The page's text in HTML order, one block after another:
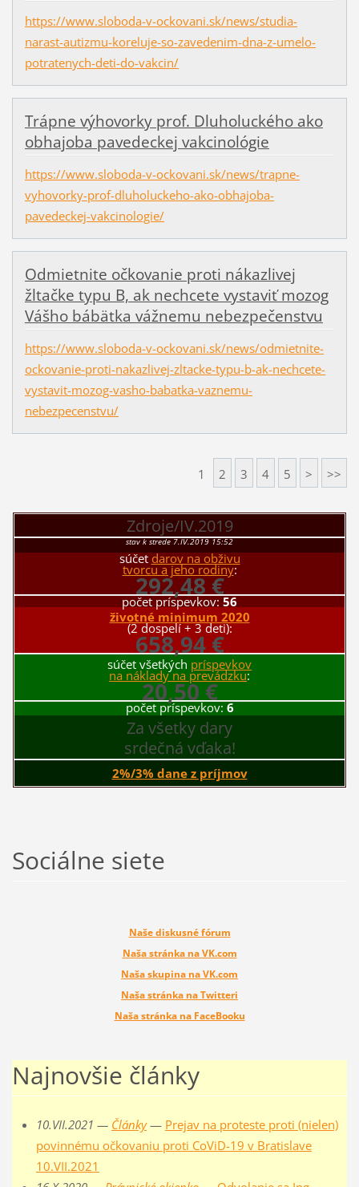
https://www.sloboda-v-ockovani.sk/news/studia-
narast-autizmu-koreluje-so-zavedenim-dna-z-umelo-
potratenych-deti-do-vakcin/
Trápne výhovorky prof. Dluholuckého ako
obhajoba pavedeckej vakcinológie
https://www.sloboda-v-ockovani.sk/news/trapne-
vyhovorky-prof-dluholuckeho-ako-obhajoba-
pavedeckej-vakcinologie/
Odmietnite očkovanie proti nákazlivej
žltačke typu B, ak nechcete vystaviť mozog
Vášho bábätka vážnemu nebezpečenstvu
https://www.sloboda-v-ockovani.sk/news/odmietnite-
ockovanie-proti-nakazlivej-zltacke-typu-b-ak-nechcete-
vystavit-mozog-vasho-babatka-vaznemu-
nebezpecenstvu/
1 2 3 4 5 > >>
Zdroje/IV.2019
stav k strede 7.IV.2019 15:52
súčet darov na obživu
tvorcu a jeho rodiny:
292,48 €
počet príspevkov: 56
životné minimum 2020
(2 dospelí + 3 deti):
658,94 €
súčet všetkých príspevkov
na náklady na prevádzku:
20,50 €
počet príspevkov: 6
Za všetky dary
srdečná vďaka!
2%/3% dane z príjmov
Sociálne siete
Naše diskusné fórum
Naša stránka na VK.com
Naša skupina na VK.com
Naša stránka na Twitteri
Naša stránka na FaceBooku
Najnovšie články
10.VII.2021 — Články— Prejav na proteste proti (nielen)
povinnému očkovaniu proti CoViD-19 v Bratislave
10.VII.2021